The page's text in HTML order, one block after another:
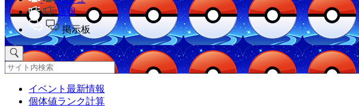
速報
掲示板
イベント最新情報
個体値ランク計算